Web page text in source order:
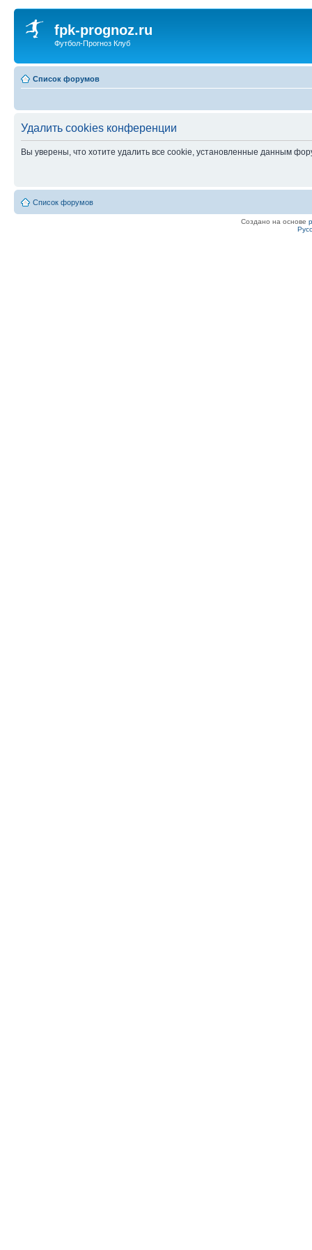
fpk-prognoz.ru
Футбол-Прогноз Клуб
Список форумов
Удалить cookies конференции
Вы уверены, что хотите удалить все cookie, установленные данным
Список форумов
Создано на основе